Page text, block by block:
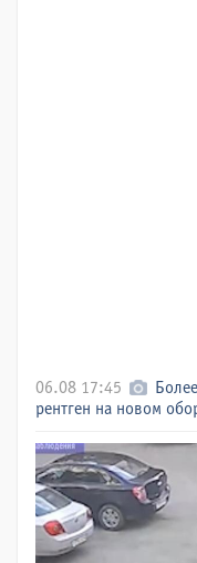
06.08 17:45
рентген на новом